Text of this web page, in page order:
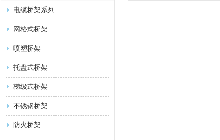
电缆桥架系列
网格式桥架
喷塑桥架
托盘式桥架
梯级式桥架
不锈钢桥架
防火桥架